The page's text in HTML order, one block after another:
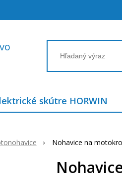
skútre HORWIN
Nohavice na